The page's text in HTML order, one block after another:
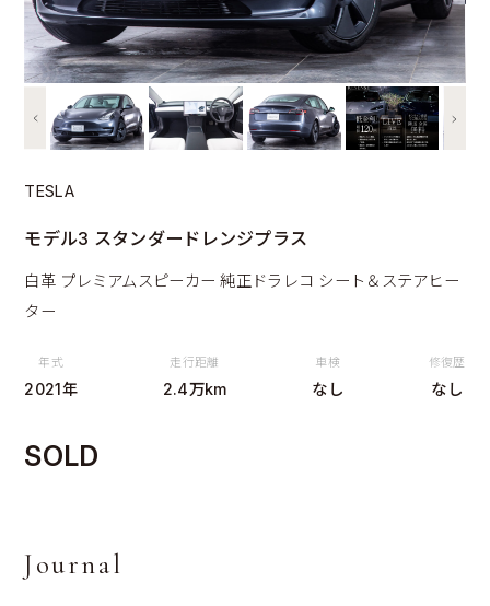
TESLA
モデル3 スタンダードレンジプラス
白革 プレミアムスピーカー 純正ドラレコ シート＆ステアヒー
ター
年式
2021年
走行距離
2.4万km
車検
なし
修復歴
なし
SOLD
Journal